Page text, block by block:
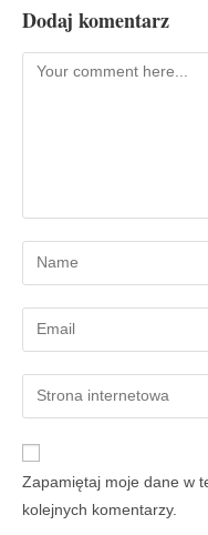
Dodaj komentarz
Zapamiętaj moje dane w
kolejnych komentarzy.